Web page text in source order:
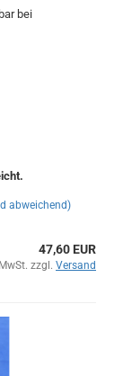
bei
abweichend)
47,60 EUR
zzgl. Versand